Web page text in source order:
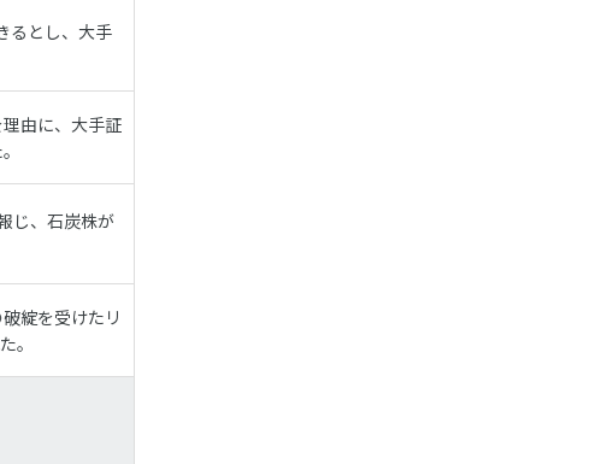
るとし、大手
由に、大手証
じ、石炭株が
綻を受けたリ
。